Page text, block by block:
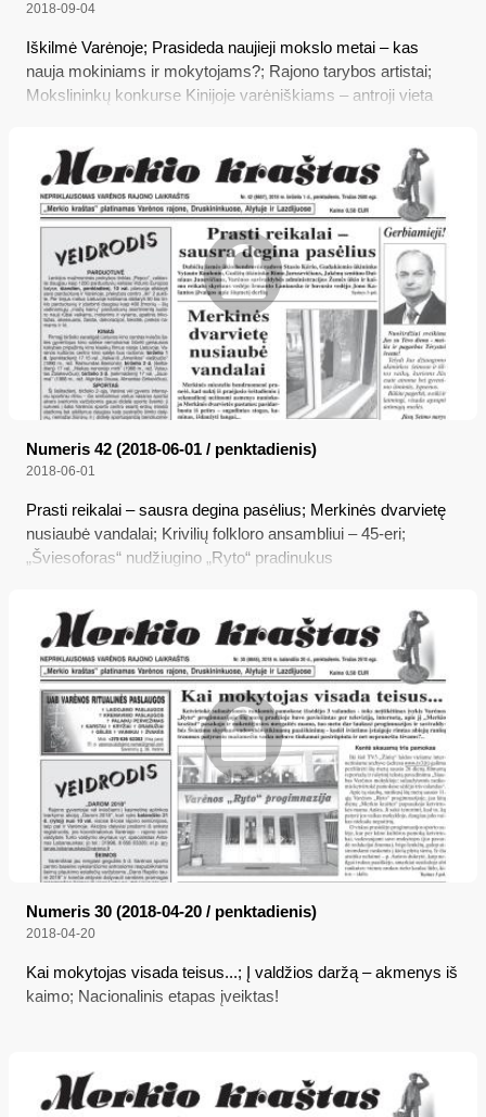
2018-09-04
Iškilmė Varėnoje; Prasideda naujieji mokslo metai – kas
nauja mokiniams ir mokytojams?; Rajono tarybos artistai;
Mokslininkų konkurse Kinijoje varėniškiams – antroji vieta
Numeris 42 (2018-06-01 / penktadienis)
2018-06-01
Prasti reikalai – sausra degina pasėlius; Merkinės dvarvietę
nusiaubė vandalai; Krivilių folkloro ansambliui – 45-eri;
„Šviesoforas“ nudžiugino „Ryto“ pradinukus
Numeris 30 (2018-04-20 / penktadienis)
2018-04-20
Kai mokytojas visada teisus...; Į valdžios daržą – akmenys iš
kaimo; Nacionalinis etapas įveiktas!